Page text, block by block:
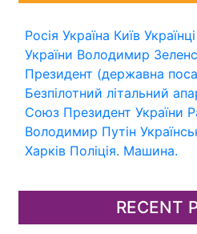
Росія Україна Київ Українці
України Володимир
Президент (державна
Безпілотний літальний
Союз Президент України
Володимир Путін
Харків Поліція. Машина.
RECENT